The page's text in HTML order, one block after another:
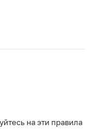
на эти правила